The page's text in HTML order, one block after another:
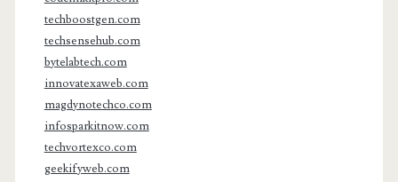
techboostgen.com
techsensehub.com
bytelabtech.com
innovatexaweb.com
magdynotechco.com
infosparkitnow.com
techvortexco.com
geekifyweb.com